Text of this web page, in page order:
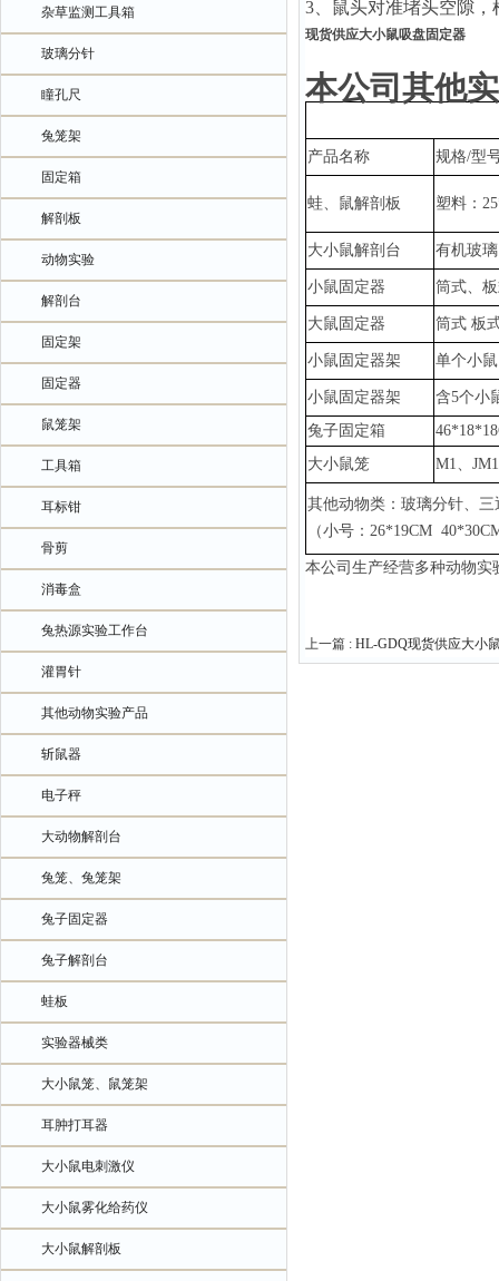
杂草监测工具箱
玻璃分针
瞳孔尺
兔笼架
固定箱
解剖板
动物实验
解剖台
固定架
固定器
鼠笼架
工具箱
耳标钳
骨剪
消毒盒
兔热源实验工作台
灌胃针
其他动物实验产品
斩鼠器
电子秤
大动物解剖台
兔笼、兔笼架
兔子固定器
兔子解剖台
蛙板
实验器械类
大小鼠笼、鼠笼架
耳肿打耳器
大小鼠电刺激仪
大小鼠雾化给药仪
大小鼠解剖板
3、 鼠头对准堵头空隙
现货供应大小鼠吸盘固定器
本公司其他
产品名称 规格/型
蛙、鼠解剖板 塑料：
大小鼠解剖台 有机玻
小鼠固定器 筒式、
大鼠固定器 筒式 板
小鼠固定器架 单个小
小鼠固定器架 含5个小
兔子固定箱
大小鼠笼
M1、
其他动物类：玻璃分针、
（小号： 26*19CM
本公司生产经营多种动物
上一篇 : HL-GDQ现货供应大小